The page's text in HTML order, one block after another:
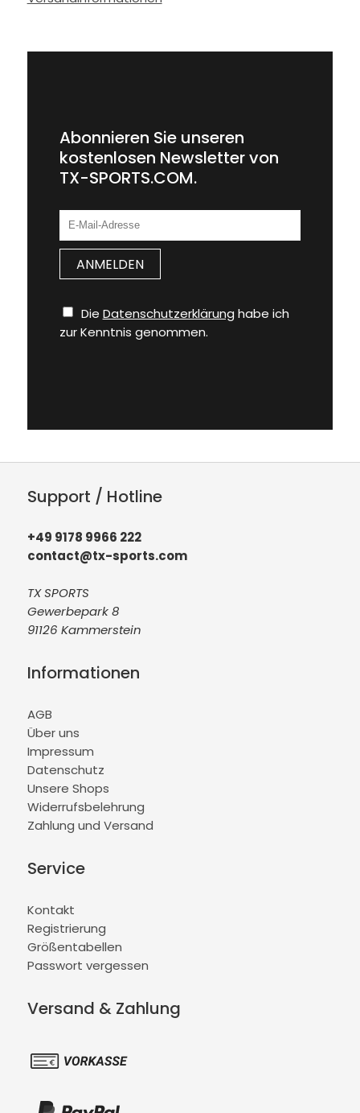
Abonnieren Sie unseren
kostenlosen Newsletter von
TX-SPORTS.COM.
Die Datenschutzerklärung habe ich
zur Kenntnis genommen.
Support / Hotline
+49 9178 9966 222
contact@tx-sports.com
TX SPORTS
Gewerbepark 8
91126 Kammerstein
Informationen
AGB
Über uns
Impressum
Datenschutz
Unsere Shops
Widerrufsbelehrung
Zahlung und Versand
Service
Kontakt
Registrierung
Größentabellen
Passwort vergessen
Versand & Zahlung